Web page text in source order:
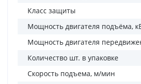
Класс защиты
Мощность двигателя подъёма,
Мощность двигателя
Количество шт. в упаковке
Скорость подъема, м/мин